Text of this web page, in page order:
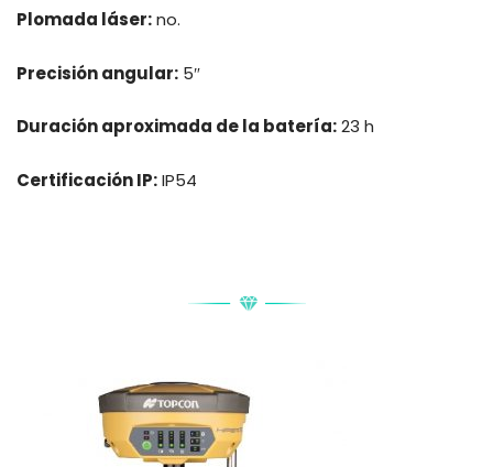
Plomada láser:no.
Precisión angular: 5″
Duración aproximada de la batería:23 h
Certificación IP:IP54